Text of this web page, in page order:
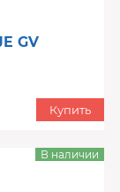
GV
Купить
В наличии